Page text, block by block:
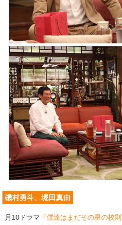
磯村勇斗、堀田真由
月10ドラマ 『僕達はまだその星の校